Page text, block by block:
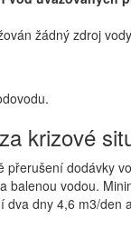
žádný zdroj
krizové
přerušení dodávky
balenou vodou.
dny 4,6 m3/den